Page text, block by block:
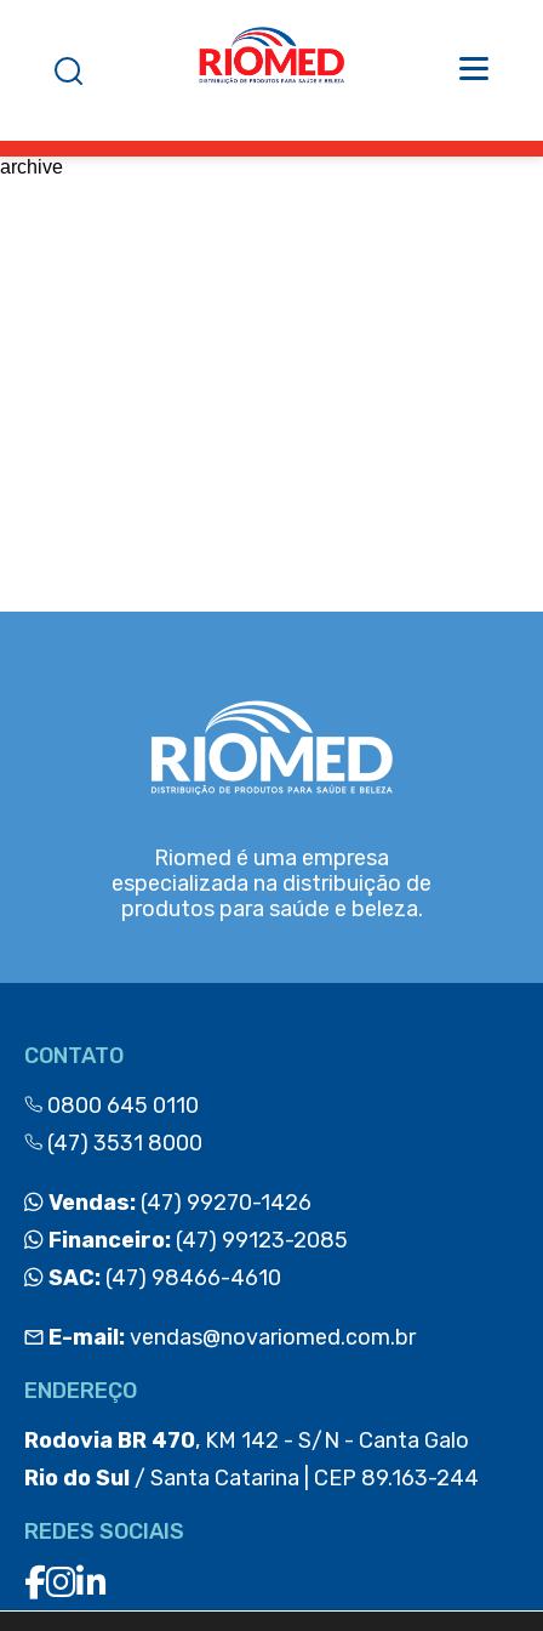
archive
Riomed é uma empresa
especializada na distribuição de
produtos para saúde e beleza.
CONTATO
0800 645 0110
(47) 3531 8000
Vendas: (47) 99270-1426
Financeiro: (47) 99123-2085
SAC: (47) 98466-4610
E-mail:vendas@novariomed.com.br
ENDEREÇO
Rodovia BR 470, KM 142 - S/N - Canta Galo
Rio do Sul / Santa Catarina | CEP 89.163-244
REDES SOCIAIS